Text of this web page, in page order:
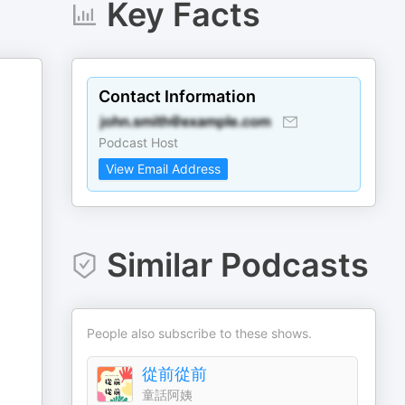
Key Facts
Contact Information
Podcast Host
View Email Address
Similar Podcasts
People also subscribe to these shows.
從前從前
童話阿姨